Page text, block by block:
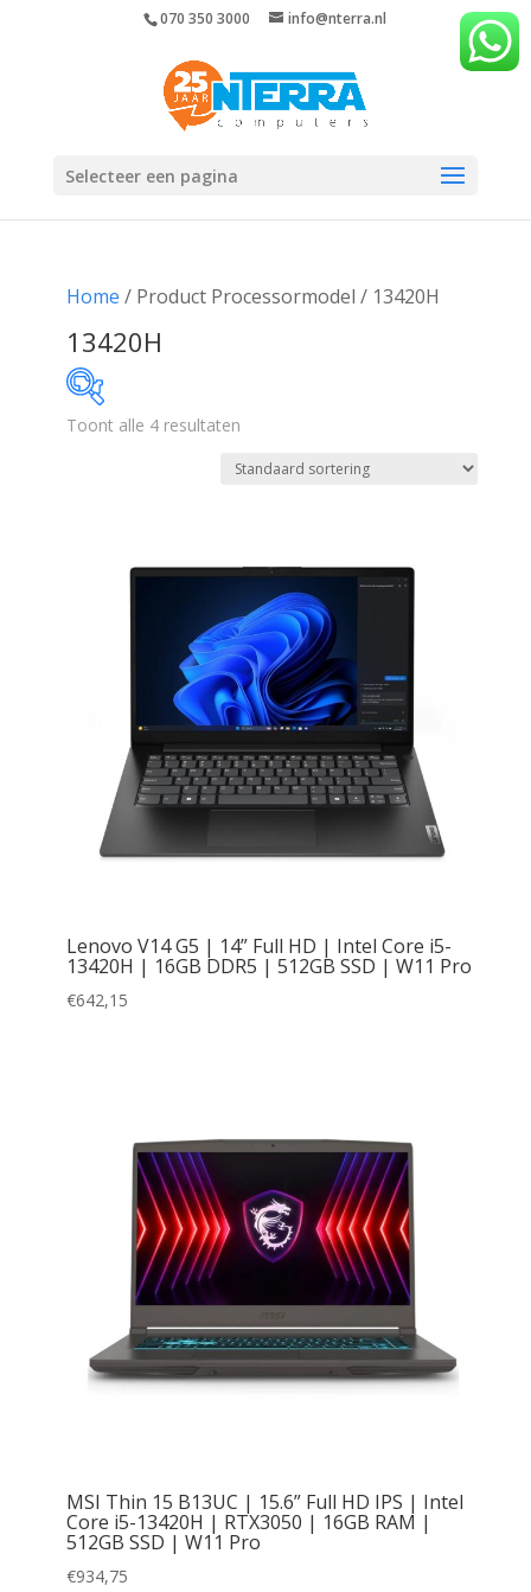
070 350 3000 info@nterra.nl
Selecteer een pagina
Home / Product Processormodel / 13420H
13420H
Toont alle 4 resultaten
Lenovo V14 G5 | 14” Full HD | Intel Core i5-
13420H | 16GB DDR5 | 512GB SSD | W11 Pro
€642,15
MSI Thin 15 B13UC | 15.6” Full HD IPS | Intel
Core i5-13420H | RTX3050 | 16GB RAM |
512GB SSD | W11 Pro
€934,75